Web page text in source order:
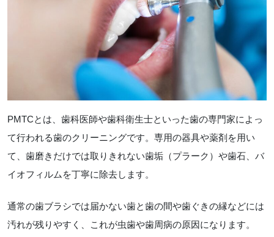
PMTCとは、歯科医師や歯科衛生士といった歯の専門家によっ
て行われる歯のクリーニングです。専用の器具や薬剤を用い
て、歯磨きだけでは取りきれない歯垢（プラーク）や歯石、バ
イオフィルムを丁寧に除去します。
通常の歯ブラシでは届かない歯と歯の間や歯ぐきの縁などには
汚れが残りやすく、これが虫歯や歯周病の原因になります。